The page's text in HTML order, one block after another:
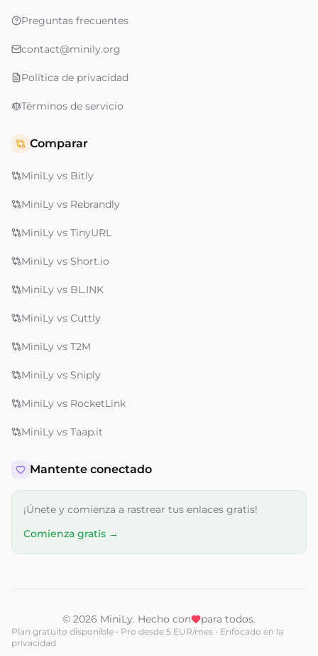
Preguntas frecuentes
contact@minily.org
Política de privacidad
Términos de servicio
Comparar
MiniLy vs Bitly
MiniLy vs Rebrandly
MiniLy vs TinyURL
MiniLy vs Short.io
MiniLy vs BL.INK
MiniLy vs Cuttly
MiniLy vs T2M
MiniLy vs Sniply
MiniLy vs RocketLink
MiniLy vs Taap.it
Mantente conectado
¡Únete y comienza a rastrear tus enlaces gratis!
Comienza gratis →
© 2026 MiniLy. Hecho con para todos.
Plan gratuito disponible • Pro desde 5 EUR/mes • Enfocado en la
privacidad